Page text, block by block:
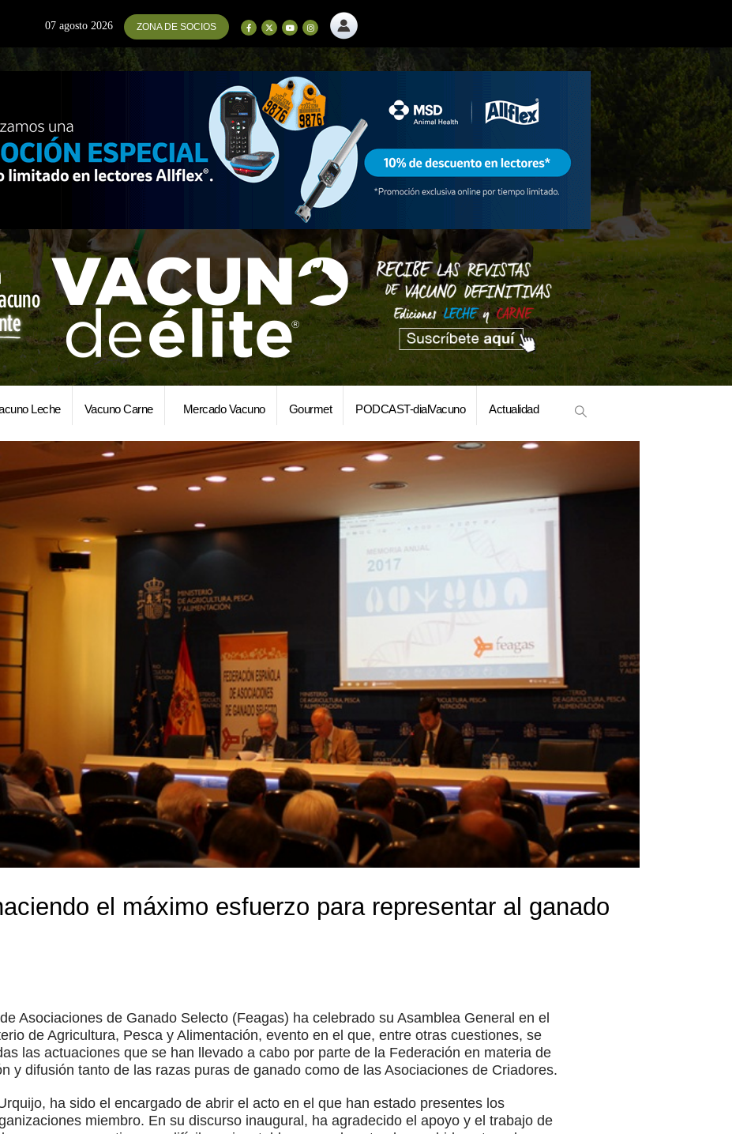
07 agosto 2026 ZONA DE SOCIOS
Leche Vacuno Carne Mercado Vacuno Gourmet PODCAST-dialVacuno Actualidad
el máximo esfuerzo para representar al ganado
Asociaciones de Ganado Selecto (Feagas) ha celebrado su Asamblea General en el
de Agricultura, Pesca y Alimentación, evento en el que, entre otras cuestiones, se
las actuaciones que se han llevado a cabo por parte de la Federación en materia de
y difusión tanto de las razas puras de ganado como de las Asociaciones de Criadores.
ha sido el encargado de abrir el acto en el que han estado presentes los
miembro. En su discurso inaugural, ha agradecido el apoyo y el trabajo de